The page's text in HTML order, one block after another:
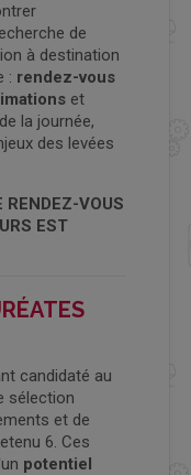
de
à destination
: rendez-vous
et
la journée,
des levées
RENDEZ-VOUS
EST
candidaté au
sélection
et de
6. Ces
potentiel